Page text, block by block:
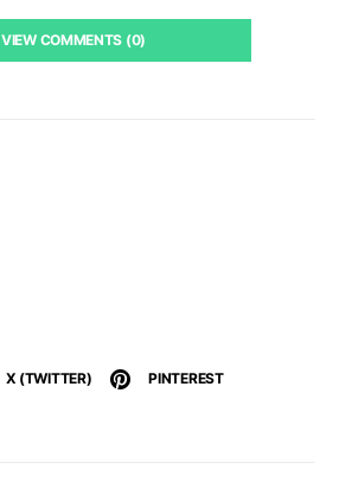
X (TWITTER)
PINTEREST
VIEW COMMENTS (0)